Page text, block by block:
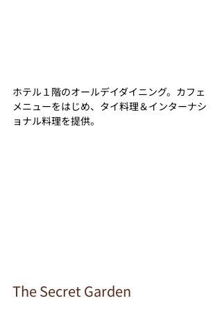
ホテル１階のオールデイダイニング。カフェ
メニューをはじめ、タイ料理＆インターナシ
ョナル料理を提供。
The Secret Garden